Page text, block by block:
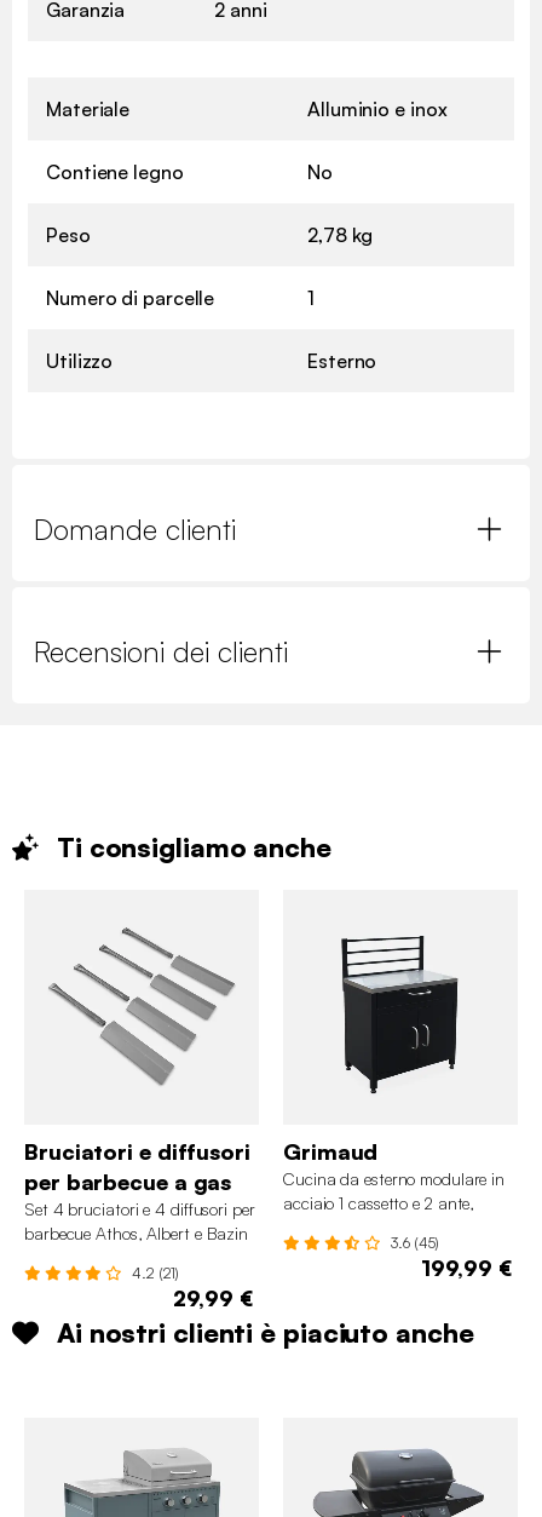
Garanzia 2 anni
Materiale Alluminio e inox
Contiene legno No
Peso 2,78 kg
Numero di parcelle 1
Utilizzo Esterno
Domande clienti
Recensioni dei clienti
Ti consigliamo anche
Bruciatori e diffusori
per barbecue a gas
Set 4 bruciatori e 4 diffusori per
barbecue Athos, Albert e Bazin
4.2 (21)
29,99 €
Grimaud
Cucina da esterno modulare in
acciaio 1 cassetto e 2 ante,
3.6 (45)
199,99 €
Ai nostri clienti è piaciuto anche